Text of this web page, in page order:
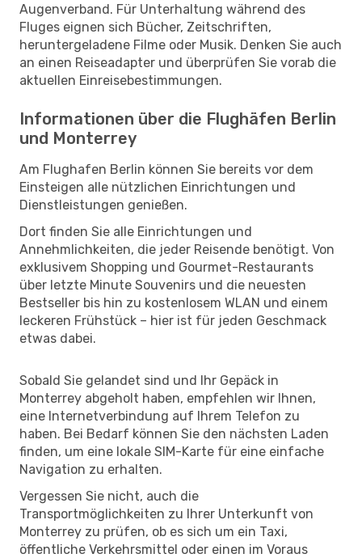
Augenverband. Für Unterhaltung während des
Fluges eignen sich Bücher, Zeitschriften,
heruntergeladene Filme oder Musik. Denken Sie auch
an einen Reiseadapter und überprüfen Sie vorab die
aktuellen Einreisebestimmungen.
Informationen über die Flughäfen Berlin
und Monterrey
Am Flughafen Berlin können Sie bereits vor dem
Einsteigen alle nützlichen Einrichtungen und
Dienstleistungen genießen.
Dort finden Sie alle Einrichtungen und
Annehmlichkeiten, die jeder Reisende benötigt. Von
exklusivem Shopping und Gourmet-Restaurants
über letzte Minute Souvenirs und die neuesten
Bestseller bis hin zu kostenlosem WLAN und einem
leckeren Frühstück – hier ist für jeden Geschmack
etwas dabei.
Sobald Sie gelandet sind und Ihr Gepäck in
Monterrey abgeholt haben, empfehlen wir Ihnen,
eine Internetverbindung auf Ihrem Telefon zu
haben. Bei Bedarf können Sie den nächsten Laden
finden, um eine lokale SIM-Karte für eine einfache
Navigation zu erhalten.
Vergessen Sie nicht, auch die
Transportmöglichkeiten zu Ihrer Unterkunft von
Monterrey zu prüfen, ob es sich um ein Taxi,
öffentliche Verkehrsmittel oder einen im Voraus